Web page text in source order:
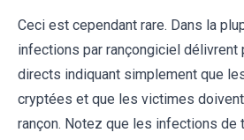
Ceci est cependant rare. Dans la
infections par rançongiciel
directs indiquant simplement que
cryptées et que les victimes
rançon. Notez que les infections de